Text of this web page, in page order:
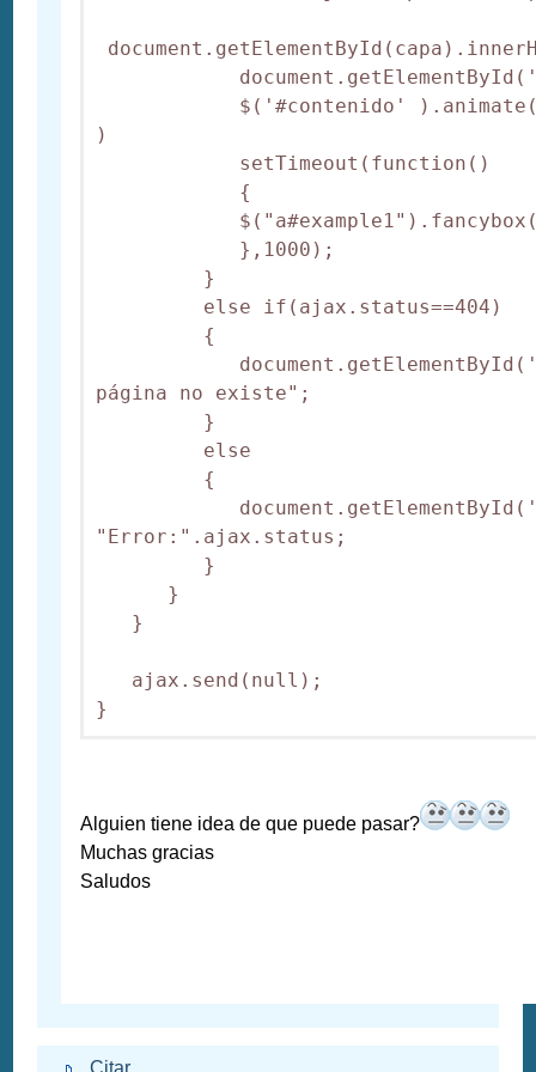
$('#contenido'
)
setTimeout(function()
{
},1000);
}
else if(ajax.status==404)
{
página no existe";
}
else
{
"Error:".ajax.status;
}
}
}
ajax.send(null);
}
Alguien tiene idea de que puede pasar?
Muchas gracias
Saludos